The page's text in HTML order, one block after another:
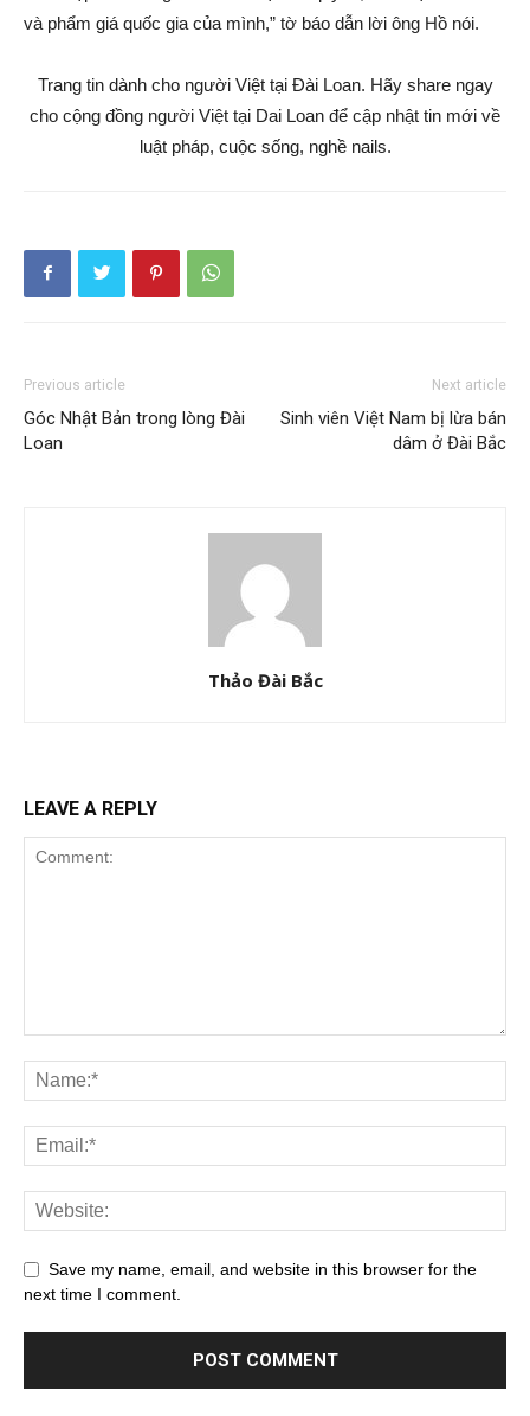
và phẩm giá quốc gia của mình,” tờ báo dẫn lời ông Hồ nói.
Trang tin dành cho người Việt tại Đài Loan. Hãy share ngay
cho cộng đồng người Việt tại Dai Loan để cập nhật tin mới về
luật pháp, cuộc sống, nghề nails.
Previous article
Góc Nhật Bản trong lòng Đài
Loan
Next article
Sinh viên Việt Nam bị lừa bán
dâm ở Đài Bắc
Thảo Đài Bắc
LEAVE A REPLY
Save my name, email, and website in this browser for the
next time I comment.